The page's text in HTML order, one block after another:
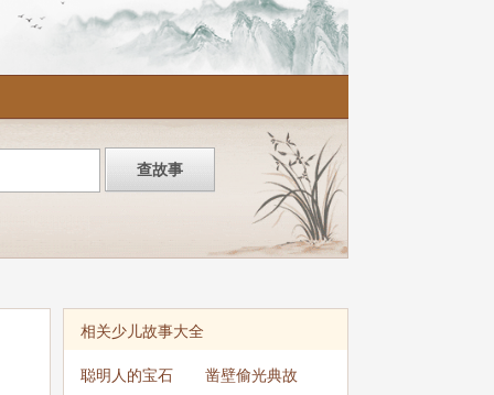
相关少儿故事大全
聪明人的宝石
凿壁偷光典故